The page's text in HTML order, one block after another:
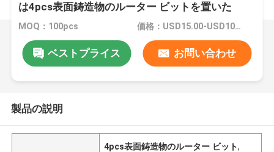
は4pcs表面鋳造物のルーター ビットを置いた
MOQ：100pcs 価格：USD15.00-USD100.00
ベストプライス お問い合わせ
製品の説明
4pcs表面鋳造物のルーター ビット,